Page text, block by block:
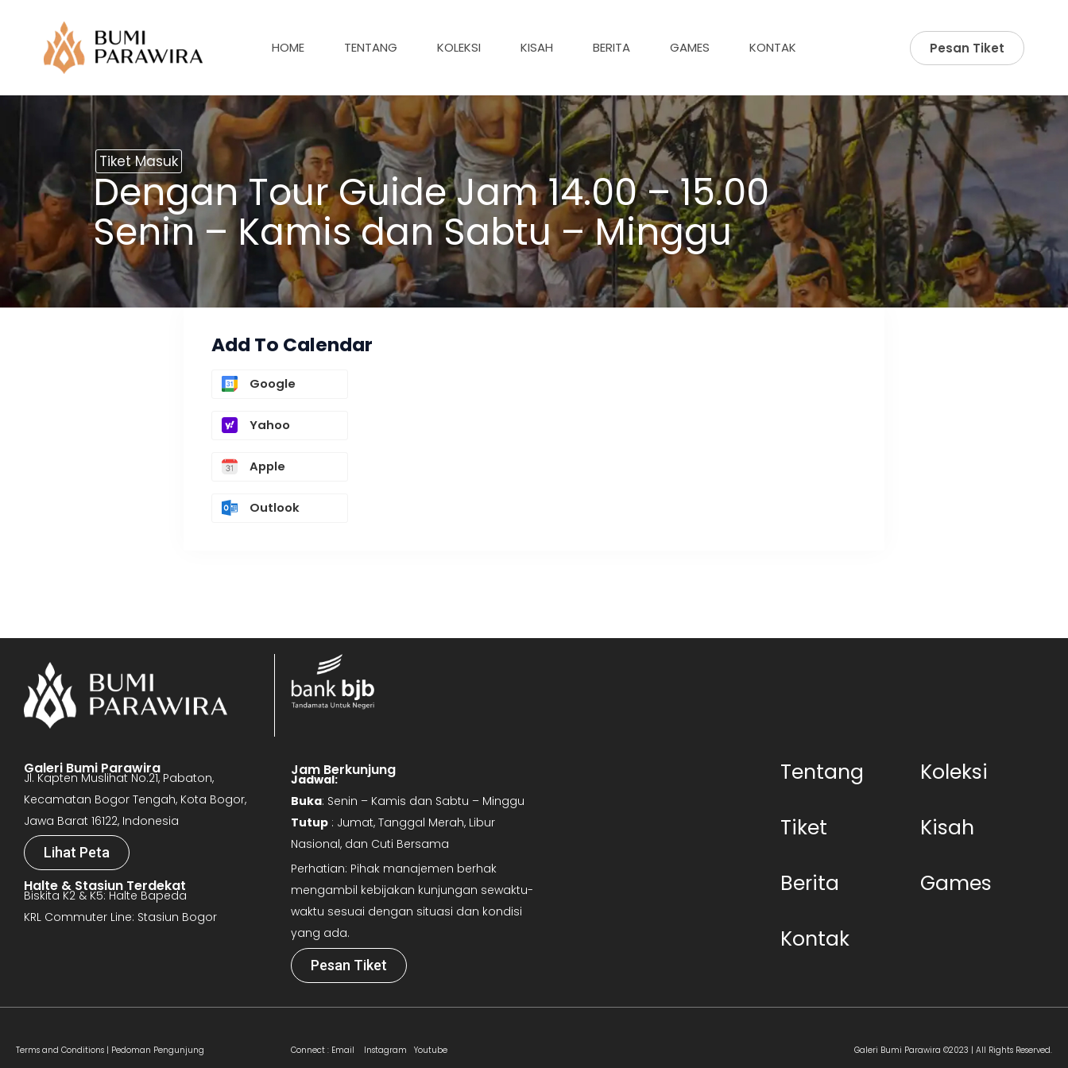
konten
HOME TENTANG KOLEKSI KISAH BERITA GAMES KONTAK Pesan Tiket
Tiket Masuk
Dengan Tour Guide Jam 14.00 – 15.00
Senin – Kamis dan Sabtu – Minggu
Add To Calendar
Google
Yahoo
Apple
Outlook
Galeri Bumi Parawira
Jl. Kapten Muslihat No.21, Pabaton,
Kecamatan Bogor Tengah, Kota Bogor,
Jawa Barat 16122, Indonesia
Lihat Peta
Halte & Stasiun Terdekat
Biskita K2 & K5: Halte Bapeda
KRL Commuter Line: Stasiun Bogor
Jam Berkunjung
Jadwal:
Buka: Senin – Kamis dan Sabtu – Minggu
Tutup : Jumat, Tanggal Merah, Libur
Nasional, dan Cuti Bersama
Perhatian: Pihak manajemen berhak
mengambil kebijakan kunjungan sewaktu-
waktu sesuai dengan situasi dan kondisi
yang ada.
Pesan Tiket
Tentang
Koleksi
Tiket
Kisah
Berita
Games
Kontak
Terms and Conditions | Pedoman Pengunjung Connect : Email Instagram Youtube Galeri Bumi Parawira ©2023 | All Rights Reserved.